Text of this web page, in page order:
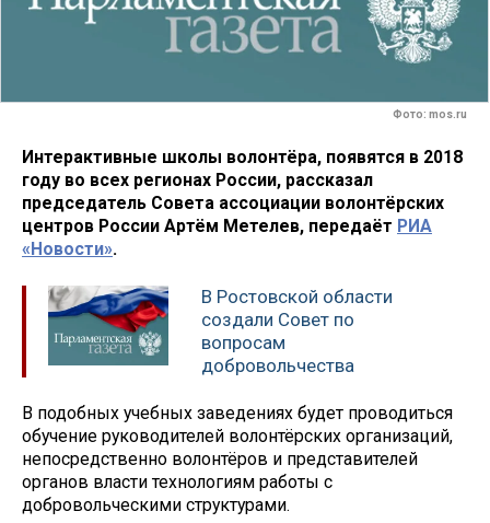
Фото: mos.ru
Интерактивные школы волонтёра, появятся в 2018
году во всех регионах России, рассказал
председатель Совета ассоциации волонтёрских
центров России Артём Метелев, передаёт РИА
«Новости».
В Ростовской области
создали Совет по
вопросам
добровольчества
В подобных учебных заведениях будет проводиться
обучение руководителей волонтёрских организаций,
непосредственно волонтёров и представителей
органов власти технологиям работы с
добровольческими структурами.